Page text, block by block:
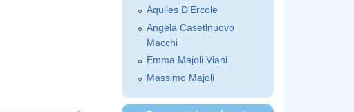
Aquiles D'Ercole
Angela Casetlnuovo
Macchi
Emma Majoli Viani
Massimo Majoli